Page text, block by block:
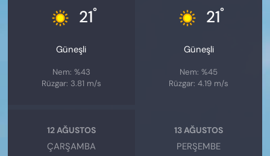
21°
Güneşli
Nem: %43
Rüzgar: 3.81 m/s
21°
Güneşli
Nem: %45
Rüzgar: 4.19 m/s
12 AĞUSTOS
ÇARŞAMBA
13 AĞUSTOS
PERŞEMBE